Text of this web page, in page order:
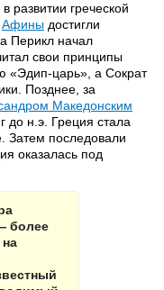
развитии греческой
Афины достигли
Перикл начал
свои принципы
«Эдип-царь», а Сократ
Позднее, за
Македонским
до н.э. Греция стала
Затем последовали
оказалась под
более